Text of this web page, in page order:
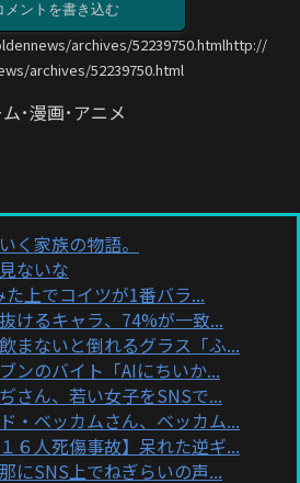
メントを書き込む
archives/52239750.htmlhttp://
archives/52239750.html
･漫画･アニメ
く家族の物語。
ないな
た上でコイツが1番バラ...
けるキャラ、74%が一致...
まないと倒れるグラス「ふ...
ンのバイト「AIにちいか...
さん、若い女子をSNSで...
・ベッカムさん、ベッカム...
６人死傷事故】呆れた逆ギ...
にSNS上でねぎらいの声...